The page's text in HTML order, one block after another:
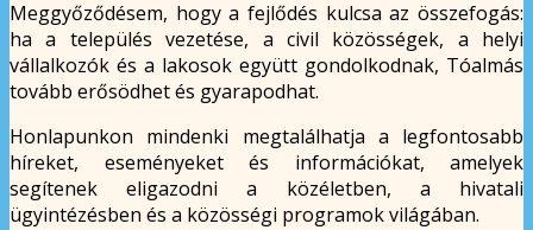
Meggyőződésem, hogy a fejlődés kulcsa az összefogás:
ha a település vezetése, a civil közösségek, a helyi
vállalkozók és a lakosok együtt gondolkodnak, Tóalmás
tovább erősödhet és gyarapodhat.
Honlapunkon mindenki megtalálhatja a legfontosabb
híreket, eseményeket és információkat, amelyek
segítenek eligazodni a közéletben, a hivatali
ügyintézésben és a közösségi programok világában.